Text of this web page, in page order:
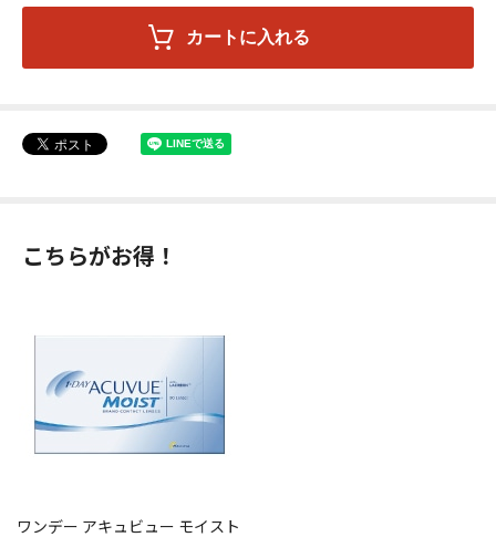
こちらがお得！
ワンデー アキュビュー モイスト